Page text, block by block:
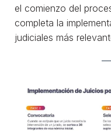
el comienzo del
completa la
judiciales más